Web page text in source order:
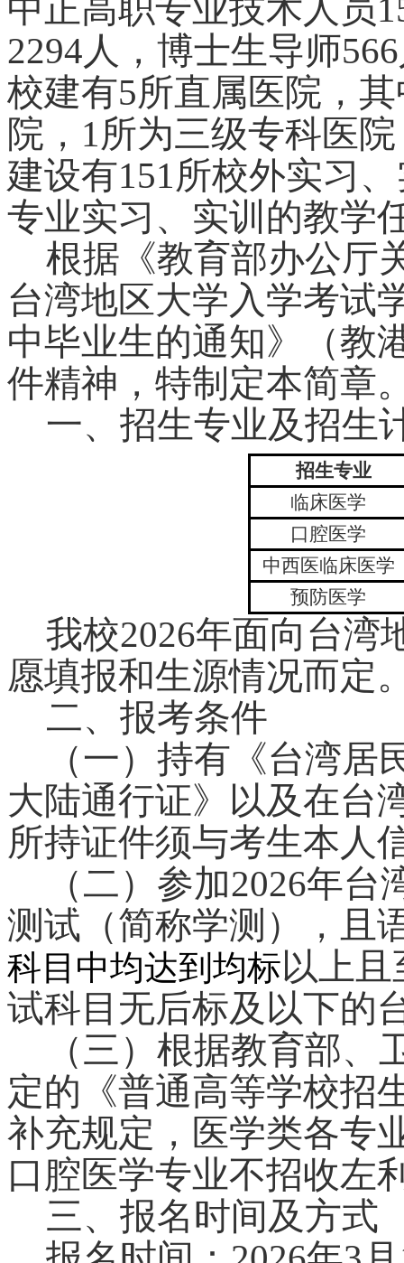
中正高职专业技术人员
2294人，博士生导师
校建有5所直属医院，
院，1所为三级专科医
建设有151所校外实习
专业实习、实训的教学
根据《教育部办公厅
台湾地区大学入学考试
中毕业生的通知》（教
件精神，特制定本简章
一、招生专业及招生
招生专业
临床医学
口腔医学
中西医临床医学
预防医学
我校2026年面向台湾
愿填报和生源情况而定
二、报考条件
（一） 持有《台湾居
大陆通行证》以及在台
所持证件须与考生本人
（二） 参加2026年台
测试（简称学测），且
科目中均达到均标以上
试科目无后标及以下的
（三） 根据教育部、
定的《普通高等学校招
补充规定，医学类各专
口腔医学专业不招收左
三、报名时间及方式